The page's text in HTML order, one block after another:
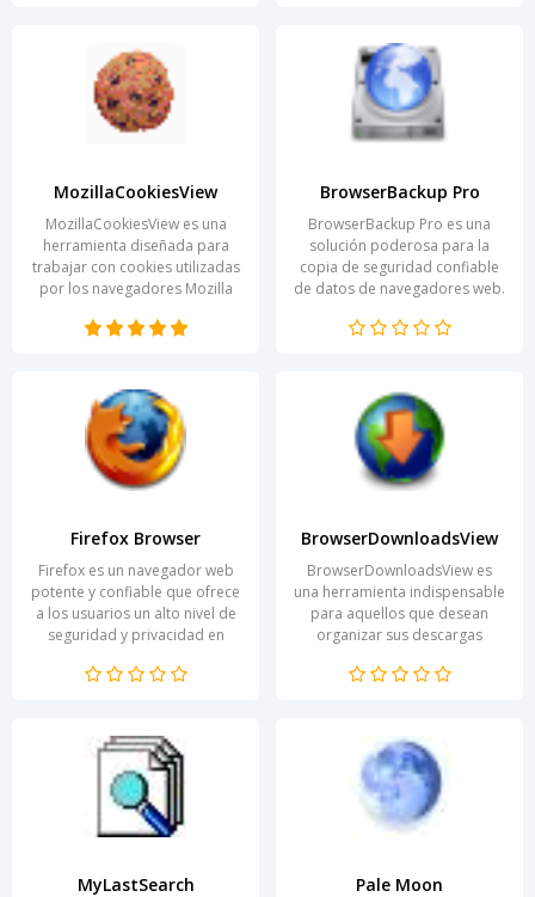
MozillaCookiesView
MozillaCookiesView es una
herramienta diseñada para
trabajar con cookies utilizadas
por los navegadores Mozilla
los usuarios...
BrowserBackup Pro
BrowserBackup Pro es una
solución poderosa para la
copia de seguridad confiable
de datos de navegadores web.
información se convierte...
Firefox Browser
Firefox es un navegador web
potente y confiable que ofrece
a los usuarios un alto nivel de
seguridad y privacidad en
Mozilla, este...
BrowserDownloadsView
BrowserDownloadsView es
una herramienta indispensable
para aquellos que desean
organizar sus descargas
ella, los usuarios pueden...
MyLastSearch Pale Moon